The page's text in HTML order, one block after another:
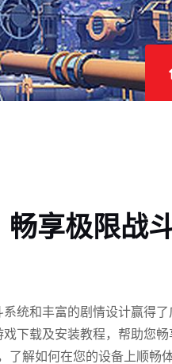
享极限战
统和丰富的剧情设计赢得了
下载及安装教程，帮助您畅
了解如何在您的设备上顺畅